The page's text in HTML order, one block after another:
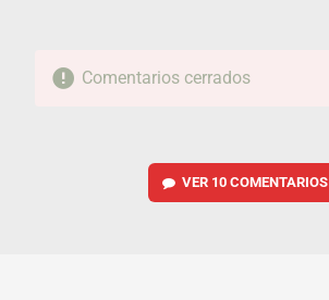
Comentarios cerrados
VER 10 COMENTARIOS